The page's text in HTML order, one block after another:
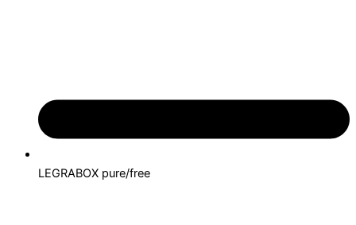
LEGRABOX pure/free